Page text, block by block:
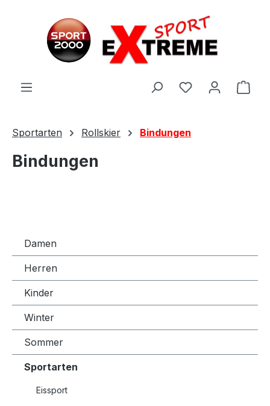
Sportarten Rollskier Bindungen
Bindungen
Damen
Herren
Kinder
Winter
Sommer
Sportarten
Eissport